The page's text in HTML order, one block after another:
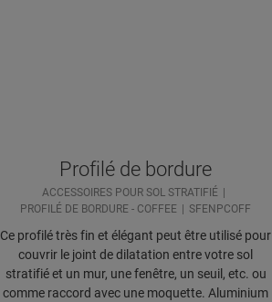
Profilé de bordure
ACCESSOIRES POUR SOL STRATIFIÉ
PROFILÉ DE BORDURE - COFFEE
SFENPCOFF
Ce profilé très fin et élégant peut être utilisé pour
couvrir le joint de dilatation entre votre sol
stratifié et un mur, une fenêtre, un seuil, etc. ou
comme raccord avec une moquette. Aluminium